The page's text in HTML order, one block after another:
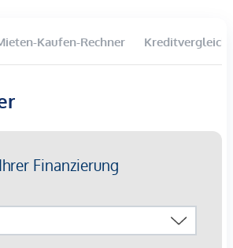
Wienblick & privater Liftfahrt
im Innenhof
Gold Zertifizierung
| Elektrischer Sonnenschutz
Kaufen-Rechner Kreditvergleich